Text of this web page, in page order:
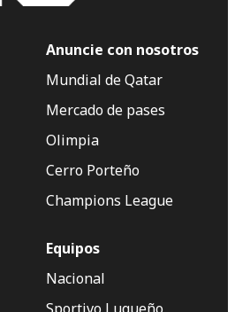
Anuncie con nosotros
Mundial de Qatar
Mercado de pases
Olimpia
Cerro Porteño
Champions League
Equipos
Nacional